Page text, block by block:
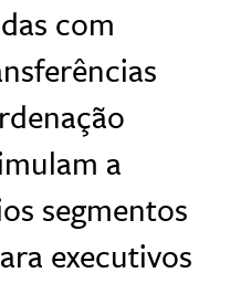
com
a
segmentos
executivos